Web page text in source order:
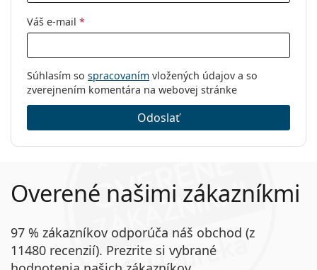
Váš e-mail *
Súhlasím so spracovaním vložených údajov a so
zverejnením komentára na webovej stránke
Odoslať
Overené našimi zákazníkmi
97 % zákazníkov odporúča náš obchod (z
11480 recenzií). Prezrite si vybrané